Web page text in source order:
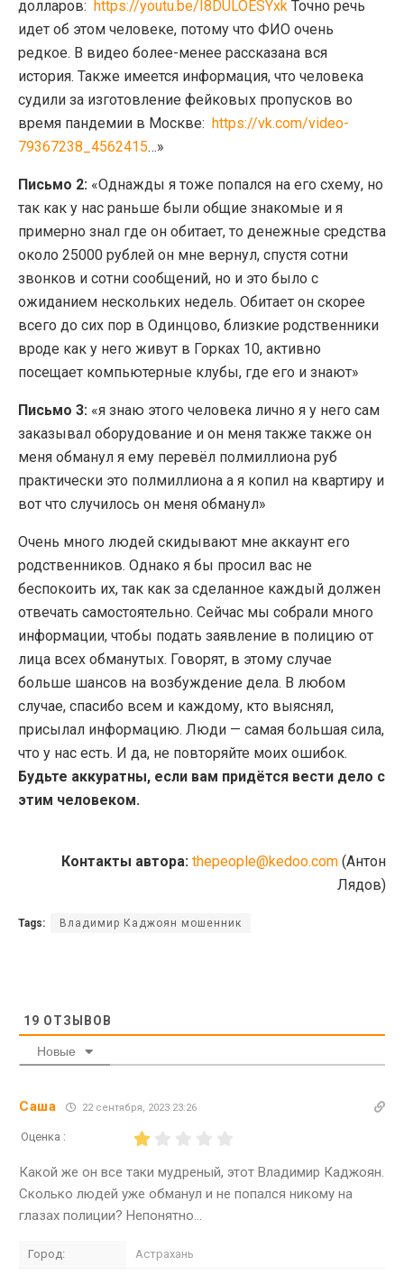
долларов: https://youtu.be/I8DULOESYxk Точно речь
идет об этом человеке, потому что ФИО очень
редкое. В видео более-менее рассказана вся
история. Также имеется информация, что человека
судили за изготовление фейковых пропусков во
время пандемии в Москве: https://vk.com/video-
79367238_4562415…»
Письмо 2: «Однажды я тоже попался на его схему, но
так как у нас раньше были общие знакомые и я
примерно знал где он обитает, то денежные средства
около 25000 рублей он мне вернул, спустя сотни
звонков и сотни сообщений, но и это было с
ожиданием нескольких недель. Обитает он скорее
всего до сих пор в Одинцово, близкие родственники
вроде как у него живут в Горках 10, активно
посещает компьютерные клубы, где его и знают»
Письмо 3: «я знаю этого человека лично я у него сам
заказывал оборудование и он меня также также он
меня обманул я ему перевёл полмиллиона руб
практически это полмиллиона а я копил на квартиру и
вот что случилось он меня обманул»
Очень много людей скидывают мне аккаунт его
родственников. Однако я бы просил вас не
беспокоить их, так как за сделанное каждый должен
отвечать самостоятельно. Сейчас мы собрали много
информации, чтобы подать заявление в полицию от
лица всех обманутых. Говорят, в этому случае
больше шансов на возбуждение дела. В любом
случае, спасибо всем и каждому, кто выяснял,
присылал информацию. Люди — самая большая сила,
что у нас есть. И да, не повторяйте моих ошибок.
Будьте аккуратны, если вам придётся вести дело с
этим человеком.
Контакты автора: thepeople@kedoo.com (Антон
Лядов)
Tags: Владимир Каджоян мошенник
19 ОТЗЫВОВ
Новые
Саша 22 сентября, 2023 23:26
Оценка :
Какой же он все таки мудреный, этот Владимир Каджоян.
Сколько людей уже обманул и не попался никому на
глазах полиции? Непонятно…
Город: Астрахань